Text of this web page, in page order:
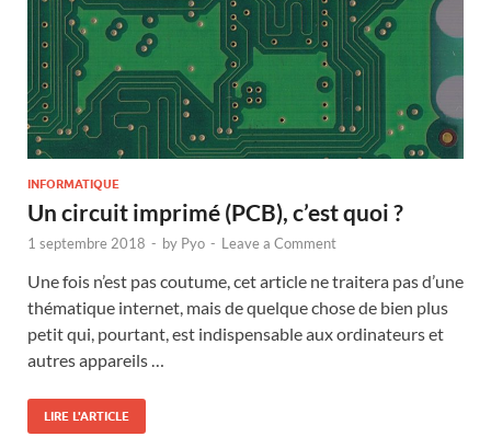
INFORMATIQUE
Un circuit imprimé (PCB), c’est quoi ?
1 septembre 2018 - by Pyo - Leave a Comment
Une fois n’est pas coutume, cet article ne traitera pas d’une
thématique internet, mais de quelque chose de bien plus
petit qui, pourtant, est indispensable aux ordinateurs et
autres appareils …
LIRE L'ARTICLE